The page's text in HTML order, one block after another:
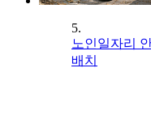
5.
노인일자리
배치